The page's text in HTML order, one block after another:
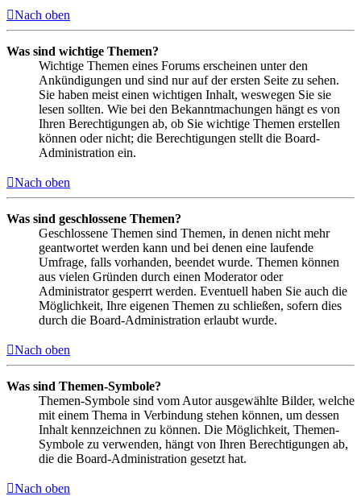
Nach oben
Was sind wichtige Themen?
Wichtige Themen eines Forums erscheinen unter den
Ankündigungen und sind nur auf der ersten Seite zu sehen.
Sie haben meist einen wichtigen Inhalt, weswegen Sie sie
lesen sollten. Wie bei den Bekanntmachungen hängt es von
Ihren Berechtigungen ab, ob Sie wichtige Themen erstellen
können oder nicht; die Berechtigungen stellt die Board-
Administration ein.
Nach oben
Was sind geschlossene Themen?
Geschlossene Themen sind Themen, in denen nicht mehr
geantwortet werden kann und bei denen eine laufende
Umfrage, falls vorhanden, beendet wurde. Themen können
aus vielen Gründen durch einen Moderator oder
Administrator gesperrt werden. Eventuell haben Sie auch die
Möglichkeit, Ihre eigenen Themen zu schließen, sofern dies
durch die Board-Administration erlaubt wurde.
Nach oben
Was sind Themen-Symbole?
Themen-Symbole sind vom Autor ausgewählte Bilder, welche
mit einem Thema in Verbindung stehen können, um dessen
Inhalt kennzeichnen zu können. Die Möglichkeit, Themen-
Symbole zu verwenden, hängt von Ihren Berechtigungen ab,
die die Board-Administration gesetzt hat.
Nach oben